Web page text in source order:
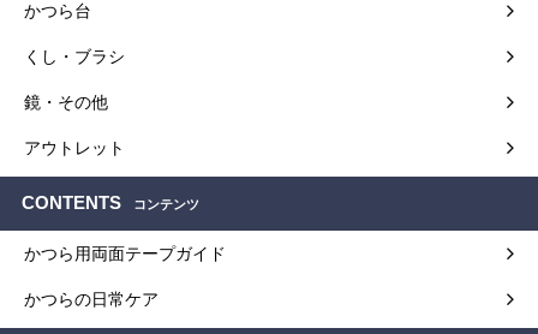
かつら台
くし・ブラシ
鏡・その他
アウトレット
CONTENTS コンテンツ
かつら用両面テープガイド
かつらの日常ケア